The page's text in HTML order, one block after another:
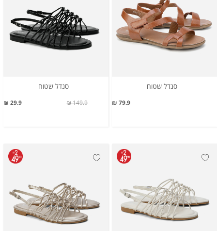
סנדל שטוח
79.9 ₪
סנדל שטוח
29.9 ₪ 149.9 ₪